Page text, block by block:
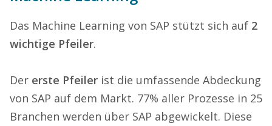
Das Machine Learning von SAP stützt sich auf 2
wichtige Pfeiler.
Der erste Pfeiler ist die umfassende Abdeckung
von SAP auf dem Markt. 77% aller Prozesse in 25
Branchen werden über SAP abgewickelt. Diese